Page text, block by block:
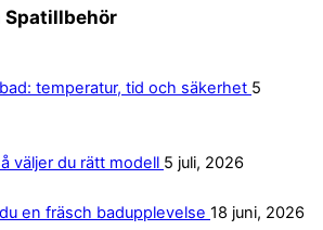
Spatillbehör
temperatur, tid och säkerhet 5
väljer du rätt modell 5 juli, 2026
en fräsch badupplevelse 18 juni, 2026